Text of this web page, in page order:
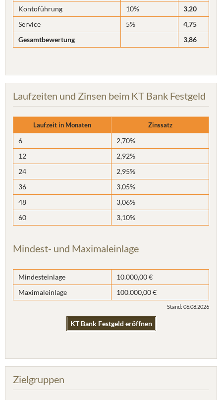
Kontoführung
10%
3,20
Service
5%
4,75
Gesamtbewertung
3,86
Laufzeiten und Zinsen beim KT Bank Festgeld
Laufzeit in Monaten Zinssatz
6
2,70%
12
2,92%
24
2,95%
36
3,05%
48
3,06%
60
3,10%
Mindest- und Maximaleinlage
Mindesteinlage
10.000,00 €
Maximaleinlage
100.000,00 €
Stand: 06.08.2026
KT Bank Festgeld eröffnen
Zielgruppen